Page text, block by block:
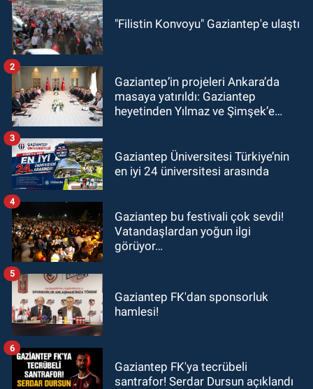
"Filistin Konvoyu" Gaziantep'e ulaştı
Gaziantep’in projeleri Ankara’da
masaya yatırıldı: Gaziantep
heyetinden Yılmaz ve Şimşek’e
2
Gaziantep Üniversitesi Türkiye’nin
en iyi 24 üniversitesi arasında
3
Gaziantep bu festivali çok sevdi!
Vatandaşlardan yoğun ilgi
görüyor…
4
Gaziantep FK'dan sponsorluk
hamlesi!
5
Gaziantep FK'ya tecrübeli
santrafor! Serdar Dursun açıklandı
6